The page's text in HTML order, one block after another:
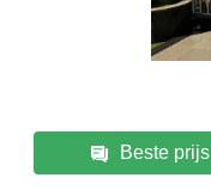
Beste prijs